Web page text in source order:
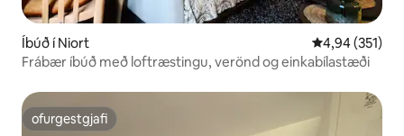
Íbúð í Niort 4,94 af 5 í
4,94 (351)
Frábær íbúð með loftræstingu, verönd og einkabílastæði
ofurgestgjafi
ofurgestgjafi